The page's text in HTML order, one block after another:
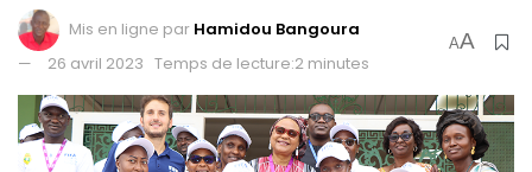
Mis en ligne par Hamidou Bangoura
26 avril 2023 Temps de lecture:2 minutes
AA